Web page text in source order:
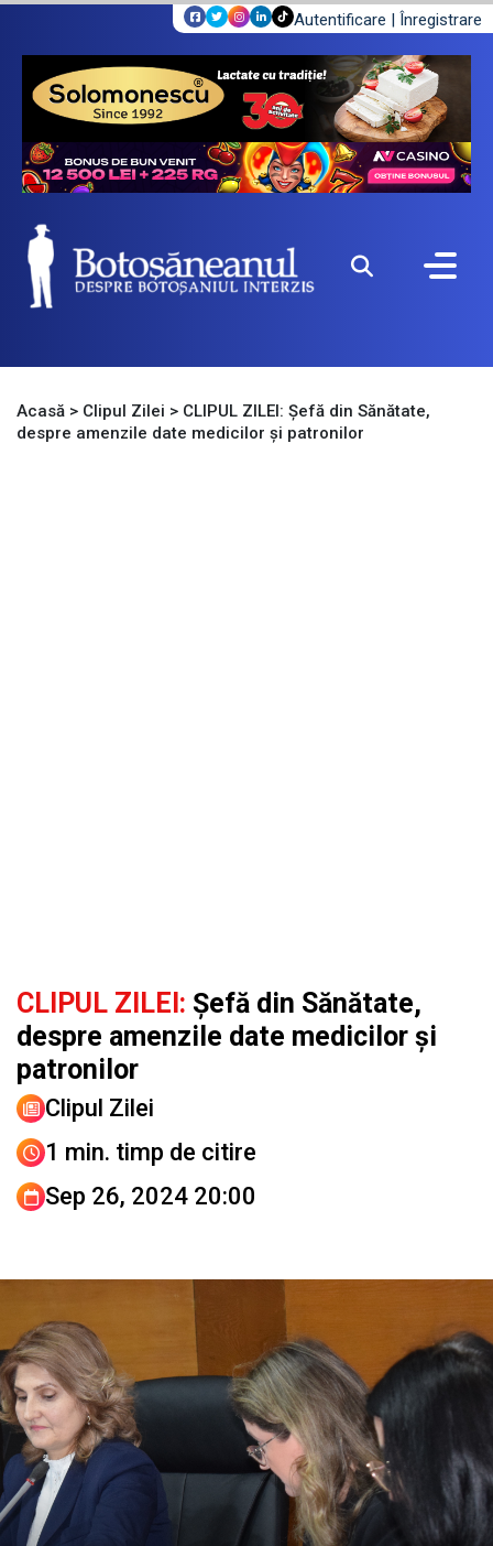
Autentificare | Înregistrare
Acasă > Clipul Zilei > CLIPUL ZILEI: Șefă din Sănătate,
despre amenzile date medicilor și patronilor
CLIPUL ZILEI: Șefă din Sănătate,
despre amenzile date medicilor și
patronilor
Clipul Zilei
1 min. timp de citire
Sep 26, 2024 20:00